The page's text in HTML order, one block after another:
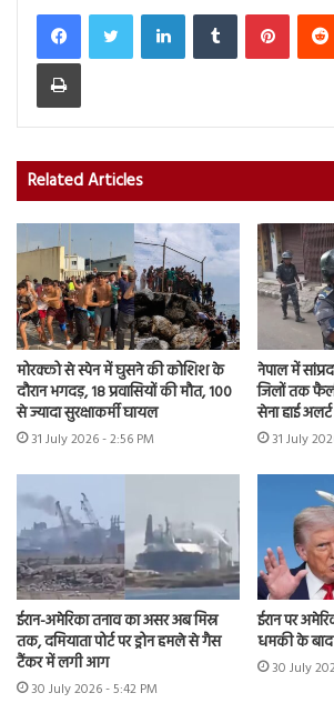
LinkedInTumblr
Print
Related Articles
मोरक्को से स्पेन में घुसने की कोशिश के
दौरान भगदड़, 18 प्रवासियों की मौत, 100
से ज्यादा सुरक्षाकर्मी घायल
31 July 2026 - 2:56 PM
नेपाल में
जिलों तक
सेना हाई अलर्ट
31 July
ईरान-अमेरिका तनाव का असर अब मिस्र
तक, दमियाता पोर्ट पर ड्रोन हमले से गैस
टैंकर में लगी आग
30 July 2026 - 5:42 PM
ईरान पर
धमकी के बाद
30 July